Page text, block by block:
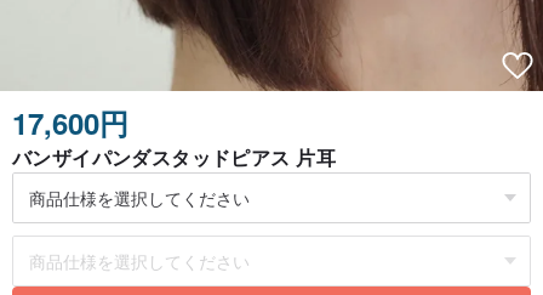
17,600円
バンザイパンダスタッドピアス 片耳